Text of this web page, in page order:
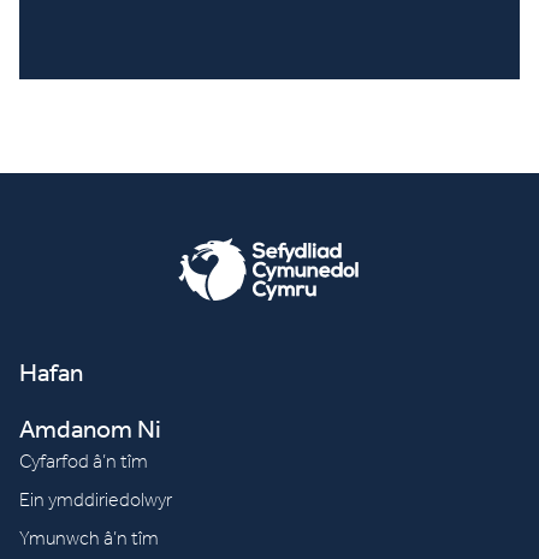
Hafan
Amdanom Ni
Cyfarfod â’n tîm
Ein ymddiriedolwyr
Ymunwch â’n tîm